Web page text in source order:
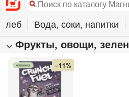
Вода, соки, напитки
Фрукты, овощи,
–11%